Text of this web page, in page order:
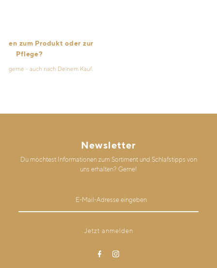
zum Produkt oder zur
Pflege?
- auch nach Deinem Kauf.
Newsletter
Du möchtest Informationen zum Sortiment und Schlafstipps von
uns erhalten? Gerne!